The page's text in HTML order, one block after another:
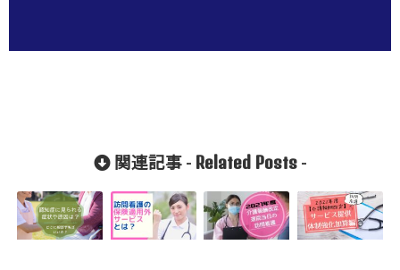
関連記事 - Related Posts-